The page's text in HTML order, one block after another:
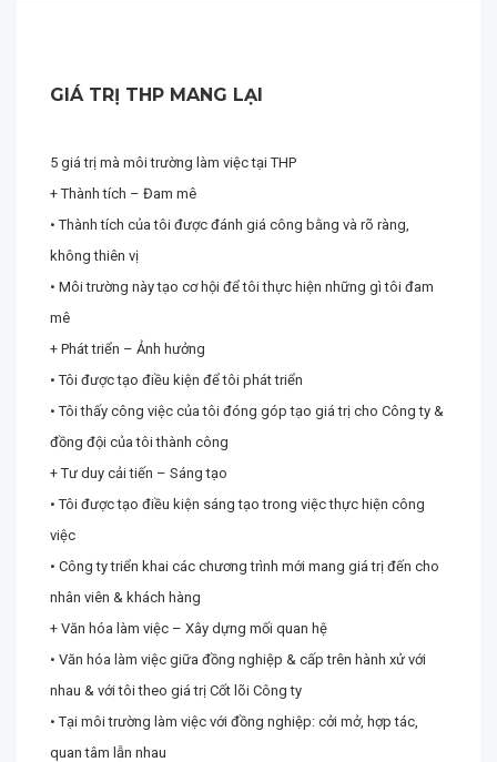
GIÁ TRỊ THP MANG LẠI
5 giá trị mà môi trường làm việc tại THP
+ Thành tích – Đam mê
• Thành tích của tôi được đánh giá công bằng và rõ ràng,
không thiên vị
• Môi trường này tạo cơ hội để tôi thực hiện những gì tôi đam
mê
+ Phát triển – Ảnh hưởng
• Tôi được tạo điều kiện để tôi phát triển
• Tôi thấy công việc của tôi đóng góp tạo giá trị cho Công ty &
đồng đội của tôi thành công
+ Tư duy cải tiến – Sáng tạo
• Tôi được tạo điều kiện sáng tạo trong việc thực hiện công
việc
• Công ty triển khai các chương trình mới mang giá trị đến cho
nhân viên & khách hàng
+ Văn hóa làm việc – Xây dựng mối quan hệ
• Văn hóa làm việc giữa đồng nghiệp & cấp trên hành xử với
nhau & với tôi theo giá trị Cốt lõi Công ty
• Tại môi trường làm việc với đồng nghiệp: cởi mở, hợp tác,
quan tâm lẫn nhau